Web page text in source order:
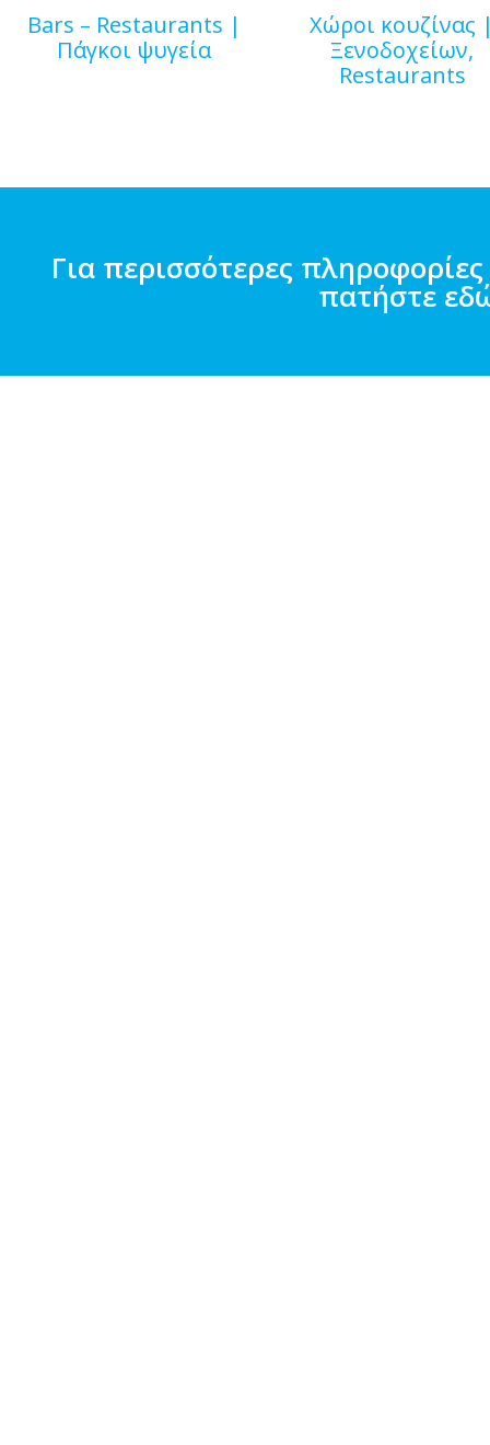
Bars – Restaurants |
Πάγκοι ψυγεία
Χώροι κουζίνας
Ξενοδοχείων,
Restaurants
Για περισσότερες
πατήστε